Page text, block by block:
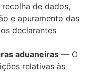
de dados,
e apuramento das
declarantes
aduaneiras — O
relativas às